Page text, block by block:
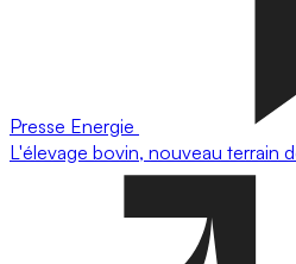
Presse Energie
L'élevage bovin, nouveau terrain